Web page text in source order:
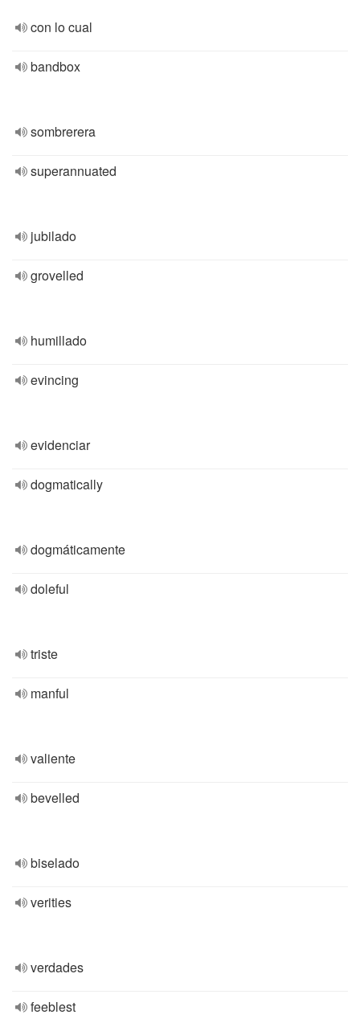
con lo cual
bandbox
sombrerera
superannuated
jubilado
grovelled
humillado
evincing
evidenciar
dogmatically
dogmáticamente
doleful
triste
manful
valiente
bevelled
biselado
verities
verdades
feeblest